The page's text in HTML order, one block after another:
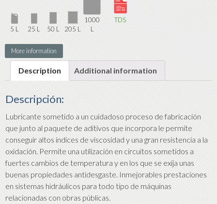
5 L 25 L 50 L 205 L
1000
L
TDS
More information
Description Additional information
Descripción:
Lubricante sometido a un cuidadoso proceso de fabricación
que junto al paquete de aditivos que incorpora le permite
conseguir altos índices de viscosidad y una gran resistencia a la
oxidación. Permite una utilización en circuitos sometidos a
fuertes cambios de temperatura y en los que se exija unas
buenas propiedades antidesgaste. Inmejorables prestaciones
en sistemas hidráulicos para todo tipo de máquinas
relacionadas con obras públicas.